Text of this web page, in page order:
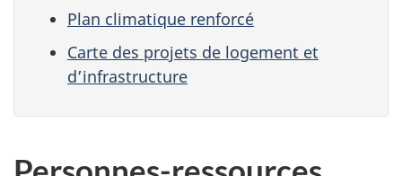
Plan climatique renforcé
Carte des projets de logement et
d’infrastructure